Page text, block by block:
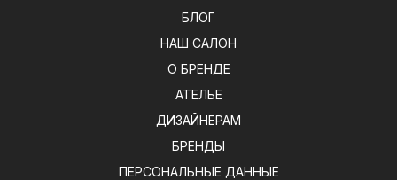
БЛОГ
НАШ САЛОН
О БРЕНДЕ
АТЕЛЬЕ
ДИЗАЙНЕРАМ
БРЕНДЫ
ПЕРСОНАЛЬНЫЕ ДАННЫЕ